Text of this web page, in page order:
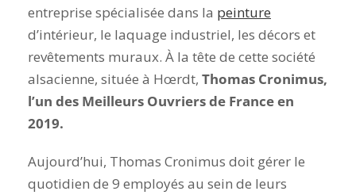
entreprise spécialisée dans la peinture
d’intérieur, le laquage industriel, les décors et
revêtements muraux. À la tête de cette société
alsacienne, située à Hœrdt, Thomas Cronimus,
l’un des Meilleurs Ouvriers de France en
2019.
Aujourd’hui, Thomas Cronimus doit gérer le
quotidien de 9 employés au sein de leurs